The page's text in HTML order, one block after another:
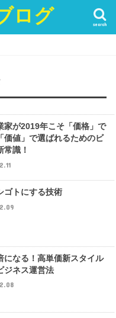
ログ search
家が2019年こそ「価格」で
価値」で選ばれるためのビ
常識！
ゴトにする技術
になる！高単価新スタイル
ジネス運営法